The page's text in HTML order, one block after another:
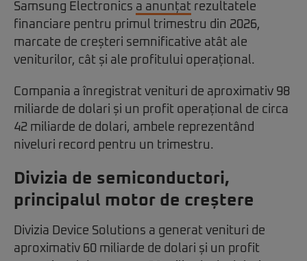
Samsung Electronics a anunțat rezultatele
financiare pentru primul trimestru din 2026,
marcate de creșteri semnificative atât ale
veniturilor, cât și ale profitului operațional.
Compania a înregistrat venituri de aproximativ 98
miliarde de dolari și un profit operațional de circa
42 miliarde de dolari, ambele reprezentând
niveluri record pentru un trimestru.
Divizia de semiconductori,
principalul motor de creștere
Divizia Device Solutions a generat venituri de
aproximativ 60 miliarde de dolari și un profit